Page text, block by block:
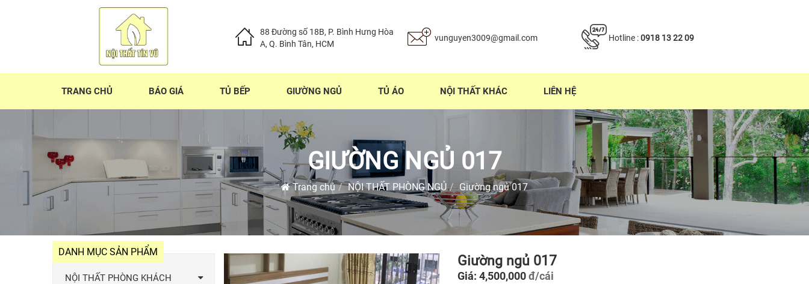
88 Đường số 18B, P. Bình Hưng Hòa
A, Q. Bình Tân, HCM
vunguyen3009@gmail.com Hotline :0918 13 22 09
TRANG CHỦ BÁO GIÁ TỦ BẾP GIƯỜNG NGỦ TỦ ÁO NỘI THẤT KHÁC LIÊN HỆ
GIƯỜNG NGỦ 017
Trang chủ NỘI THẤT PHÒNG NGỦ Giường ngủ 017
Giường ngủ 017
Giá: 4,500,000đ/cái
DANH MỤC SẢN PHẨM
NỘI THẤT PHÒNG KHÁCH